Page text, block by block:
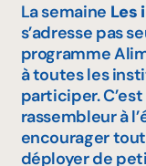
La semaine Les
s’adresse pas
programme
à toutes les
participer.
rassembleur à
encourager
déployer de